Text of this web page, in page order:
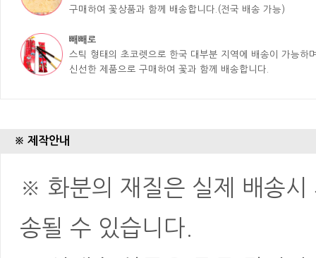
구매하여 꽃상품과 함께 배송합니다.(전국 배송 가능)
빼빼로
스틱 형태의 초코렛으로 한국 대부분 지역에 배송이 가능하
신선한 제품으로 구매하여 꽃과 함께 배송합니다.
※ 제작안내
※ 화분의 재질은 실제 배송시
송될 수 있습니다.